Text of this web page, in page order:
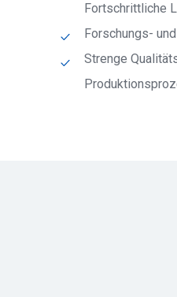
Fortschrittliche
Forschungs-
Strenge